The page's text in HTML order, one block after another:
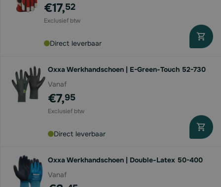
€17,52
Direct leverbaar
Oxxa Werkhandschoen | E-Green-Touch 52-730
Vanaf
€7,95
Direct leverbaar
Oxxa Werkhandschoen | Double-Latex 50-400
Vanaf